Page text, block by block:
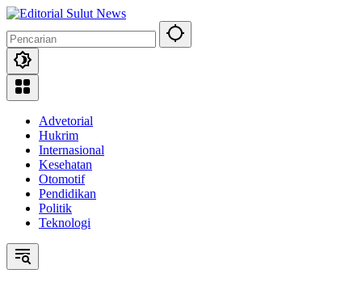
Langsung
konten
Advetorial
Hukrim
Internasional
Kesehatan
Otomotif
Pendidikan
Politik
Teknologi